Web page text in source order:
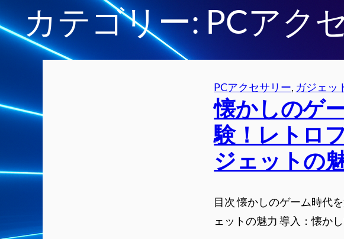
カテゴリー: PCアク
PCアクセサリー, ガジェッ
懐かしのゲ
験！レトロ
ジェットの
目次 懐かしのゲーム時代
ェットの魅力 導入：懐か